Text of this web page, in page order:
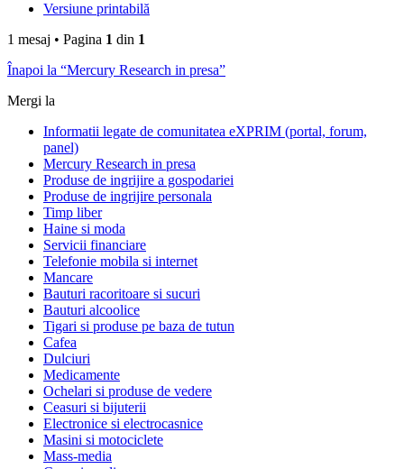
Versiune printabilă
1 mesaj • Pagina 1 din 1
Înapoi la “Mercury Research in presa”
Mergi la
Informatii legate de comunitatea eXPRIM (portal, forum,
panel)
Mercury Research in presa
Produse de ingrijire a gospodariei
Produse de ingrijire personala
Timp liber
Haine si moda
Servicii financiare
Telefonie mobila si internet
Mancare
Bauturi racoritoare si sucuri
Bauturi alcoolice
Tigari si produse pe baza de tutun
Cafea
Dulciuri
Medicamente
Ochelari si produse de vedere
Ceasuri si bijuterii
Electronice si electrocasnice
Masini si motociclete
Mass-media